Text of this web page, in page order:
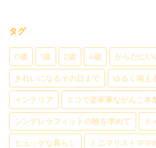
タグ
0歳 1歳 2歳 4歳 からだにい
きれいになるその日まで ゆるく備え
インテリア エコで楽家事ながんこ本
シンデレラフィットの靴を求めて ド
ヒュッゲな暮らし ミニマリストママ